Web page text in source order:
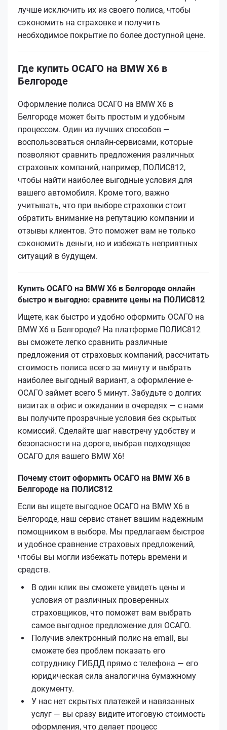
лучше исключить их из своего полиса, чтобы
сэкономить на страховке и получить
необходимое покрытие по более доступной цене.
Где купить ОСАГО на BMW X6 в
Белгороде
Оформление полиса ОСАГО на BMW X6 в
Белгороде может быть простым и удобным
процессом. Один из лучших способов —
воспользоваться онлайн-сервисами, которые
позволяют сравнить предложения различных
страховых компаний, например, ПОЛИС812,
чтобы найти наиболее выгодные условия для
вашего автомобиля. Кроме того, важно
учитывать, что при выборе страховки стоит
обратить внимание на репутацию компании и
отзывы клиентов. Это поможет вам не только
сэкономить деньги, но и избежать неприятных
ситуаций в будущем.
Купить ОСАГО на BMW X6 в Белгороде онлайн
быстро и выгодно: сравните цены на ПОЛИС812
Ищете, как быстро и удобно оформить ОСАГО на
BMW X6 в Белгороде? На платформе ПОЛИС812
вы сможете легко сравнить различные
предложения от страховых компаний, рассчитать
стоимость полиса всего за минуту и выбрать
наиболее выгодный вариант, а оформление е-
ОСАГО займет всего 5 минут. Забудьте о долгих
визитах в офис и ожидании в очередях — с нами
вы получите прозрачные условия без скрытых
комиссий. Сделайте шаг навстречу удобству и
безопасности на дороге, выбрав подходящее
ОСАГО для вашего BMW X6!
Почему стоит оформить ОСАГО на BMW X6 в
Белгороде на ПОЛИС812
Если вы ищете выгодное ОСАГО на BMW X6 в
Белгороде, наш сервис станет вашим надежным
помощником в выборе. Мы предлагаем быстрое
и удобное сравнение страховых предложений,
чтобы вы могли избежать потерь времени и
средств.
В один клик вы сможете увидеть цены и
условия от различных проверенных
страховщиков, что поможет вам выбрать
самое выгодное предложение для ОСАГО.
Получив электронный полис на email, вы
сможете без проблем показать его
сотруднику ГИБДД прямо с телефона — его
юридическая сила аналогична бумажному
документу.
У нас нет скрытых платежей и навязанных
услуг — вы сразу видите итоговую стоимость
оформления, что делает процесс